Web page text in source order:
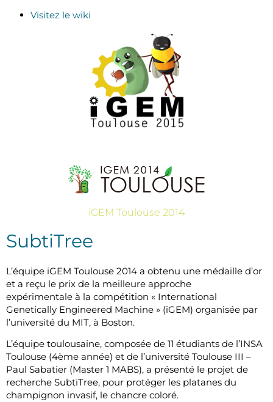
Visitez le wiki
iGEM Toulouse 2014
SubtiTree
L’équipe iGEM Toulouse 2014 a obtenu une médaille d’or
et a reçu le prix de la meilleure approche
expérimentale à la compétition « International
Genetically Engineered Machine » (iGEM) organisée par
l’université du MIT, à Boston.
L’équipe toulousaine, composée de 11 étudiants de l’INSA
Toulouse (4ème année) et de l’université Toulouse III –
Paul Sabatier (Master 1 MABS), a présenté le projet de
recherche SubtiTree, pour protéger les platanes du
champignon invasif, le chancre coloré.